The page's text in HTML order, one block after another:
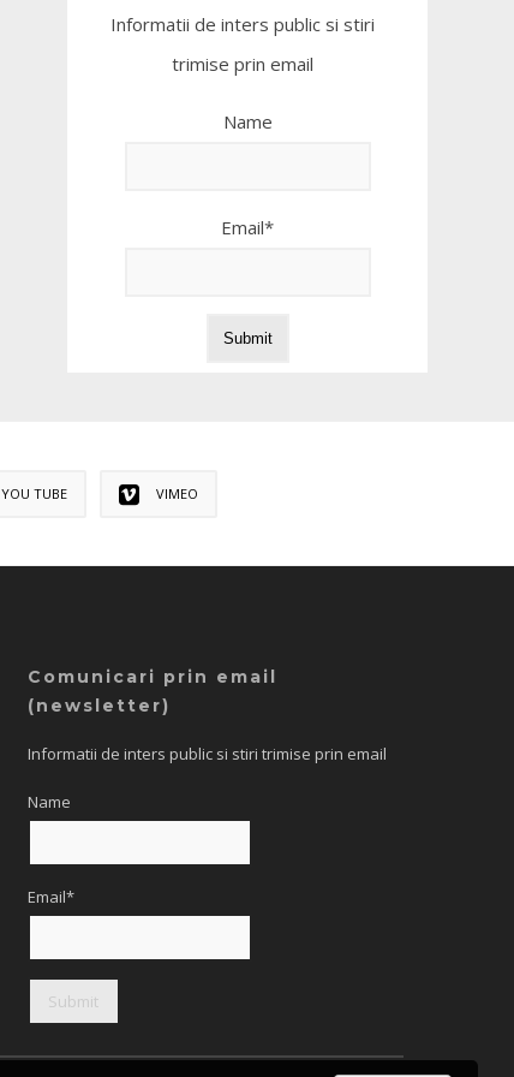
Informatii de inters public si stiri
trimise prin email
Name
Email*
YOU TUBE VIMEO
Comunicari prin email
(newsletter)
Informatii de inters public si stiri trimise prin email
Name
Email*